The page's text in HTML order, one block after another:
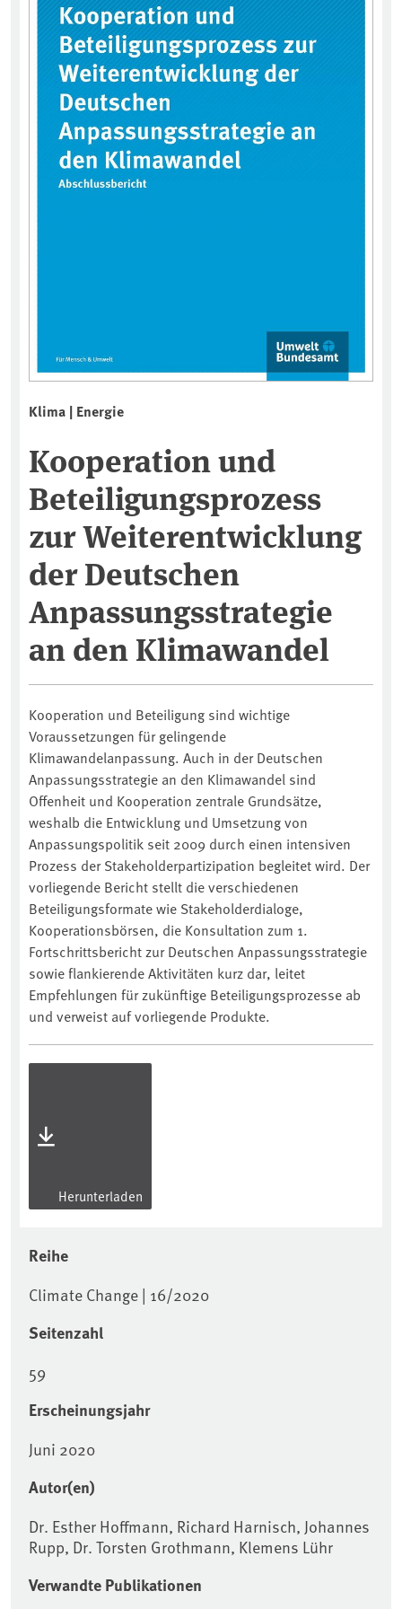
Klima | Energie
Kooperation und
Beteiligungsprozess
zur Weiterentwicklung
der Deutschen
Anpassungsstrategie
an den Klimawandel
Kooperation und Beteiligung sind wichtige
Voraussetzungen für gelingende
Klimawandelanpassung. Auch in der Deutschen
Anpassungsstrategie an den Klimawandel sind
Offenheit und Kooperation zentrale Grundsätze,
weshalb die Entwicklung und Umsetzung von
Anpassungspolitik seit 2009 durch einen intensiven
Prozess der Stakeholderpartizipation begleitet wird. Der
vorliegende Bericht stellt die verschiedenen
Beteiligungsformate wie Stakeholderdialoge,
Kooperationsbörsen, die Konsultation zum 1.
Fortschrittsbericht zur Deutschen Anpassungsstrategie
sowie flankierende Aktivitäten kurz dar, leitet
Empfehlungen für zukünftige Beteiligungsprozesse ab
und verweist auf vorliegende Produkte.
Herunterladen
Reihe
Climate Change | 16/2020
Seitenzahl
59
Erscheinungsjahr
Juni 2020
Autor(en)
Dr. Esther Hoffmann, Richard Harnisch, Johannes
Rupp, Dr. Torsten Grothmann, Klemens Lühr
Verwandte Publikationen